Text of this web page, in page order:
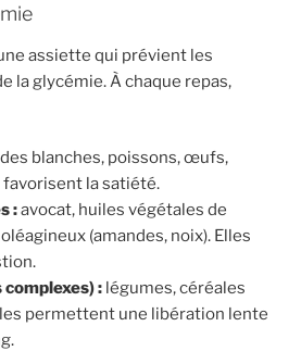
assiette qui prévient les
la glycémie. À chaque repas,
blanches, poissons, œufs,
la satiété.
:avocat, huiles végétales de
(amandes, noix). Elles
: légumes, céréales
permettent une libération lente